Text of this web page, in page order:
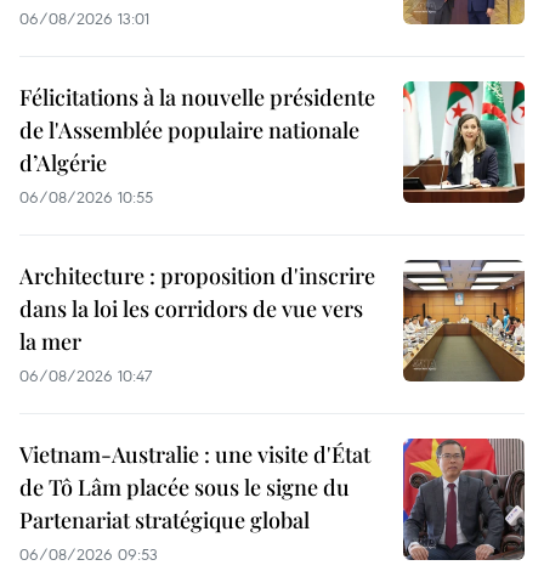
06/08/2026 13:01
Félicitations à la nouvelle présidente
de l'Assemblée populaire nationale
d’Algérie
06/08/2026 10:55
Architecture : proposition d'inscrire
dans la loi les corridors de vue vers
la mer
06/08/2026 10:47
Vietnam-Australie : une visite d'État
de Tô Lâm placée sous le signe du
Partenariat stratégique global
06/08/2026 09:53